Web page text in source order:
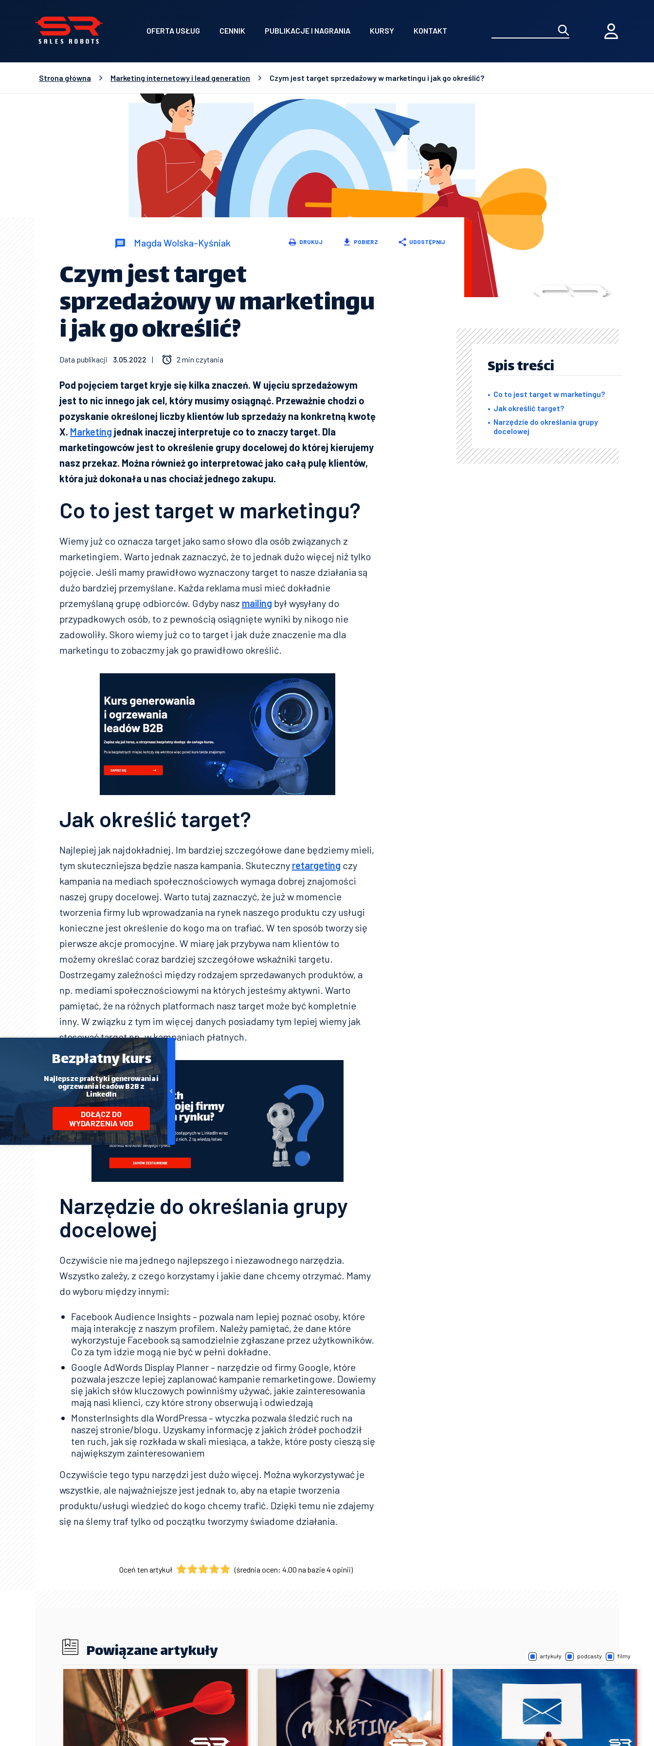
OFERTA USŁUG CENNIK PUBLIKACJE I NAGRANIA KURSY KONTAKT
Strona główna Marketing internetowy i lead generation Czym jest target sprzedażowy w marketingu i jak go określić?
Magda Wolska-Kyśniak DRUKUJ POBIERZ UDOSTĘPNIJ
Czym jest target
sprzedażowy w marketingu
i jak go określić?
Data publikacji 3.05.2022 | 2 min czytania Spis treści
Co to jest target w marketingu?
Jak określić target?
Narzędzie do określania grupy
docelowej
Pod pojęciem target kryje się kilka znaczeń. W ujęciu sprzedażowym
jest to nic innego jak cel, który musimy osiągnąć. Przeważnie chodzi o
pozyskanie określonej liczby klientów lub sprzedaży na konkretną kwotę
X. Marketing jednak inaczej interpretuje co to znaczy target. Dla
marketingowców jest to określenie grupy docelowej do której kierujemy
nasz przekaz. Można również go interpretować jako całą pulę klientów,
która już dokonała u nas chociaż jednego zakupu.
Co to jest target w marketingu?
Wiemy już co oznacza target jako samo słowo dla osób związanych z
marketingiem. Warto jednak zaznaczyć, że to jednak dużo więcej niż tylko
pojęcie. Jeśli mamy prawidłowo wyznaczony target to nasze działania są
dużo bardziej przemyślane. Każda reklama musi mieć dokładnie
przemyślaną grupę odbiorców. Gdyby nasz mailing był wysyłany do
przypadkowych osób, to z pewnością osiągnięte wyniki by nikogo nie
zadowoliły. Skoro wiemy już co to target i jak duże znaczenie ma dla
marketingu to zobaczmy jak go prawidłowo określić.
Jak określić target?
Najlepiej jak najdokładniej. Im bardziej szczegółowe dane będziemy mieli,
tym skuteczniejsza będzie nasza kampania. Skuteczny retargeting czy
kampania na mediach społecznościowych wymaga dobrej znajomości
naszej grupy docelowej. Warto tutaj zaznaczyć, że już w momencie
tworzenia firmy lub wprowadzania na rynek naszego produktu czy usługi
konieczne jest określenie do kogo ma on trafiać. W ten sposób tworzy się
pierwsze akcje promocyjne. W miarę jak przybywa nam klientów to
możemy określać coraz bardziej szczegółowe wskaźniki targetu.
Dostrzegamy zależności między rodzajem sprzedawanych produktów, a
np. mediami społecznościowymi na których jesteśmy aktywni. Warto
pamiętać, że na różnych platformach nasz target może być kompletnie
inny. W związku z tym im więcej danych posiadamy tym lepiej wiemy jak
stosować target np. w kampaniach płatnych.
Narzędzie do określania grupy
docelowej
Oczywiście nie ma jednego najlepszego i niezawodnego narzędzia.
Wszystko zależy, z czego korzystamy i jakie dane chcemy otrzymać. Mamy
do wyboru między innymi:
Facebook Audience Insights – pozwala nam lepiej poznać osoby, które
mają interakcję z naszym profilem. Należy pamiętać, że dane które
wykorzystuje Facebook są samodzielnie zgłaszane przez użytkowników.
Co za tym idzie mogą nie być w pełni dokładne.
Google AdWords Display Planner – narzędzie od firmy Google, które
pozwala jeszcze lepiej zaplanować kampanie remarketingowe. Dowiemy
się jakich słów kluczowych powinniśmy używać, jakie zainteresowania
mają nasi klienci, czy które strony obserwują i odwiedzają
MonsterInsights dla WordPressa – wtyczka pozwala śledzić ruch na
naszej stronie/blogu. Uzyskamy informację z jakich źródeł pochodził
ten ruch, jak się rozkłada w skali miesiąca, a także, które posty cieszą się
największym zainteresowaniem
Oczywiście tego typu narzędzi jest dużo więcej. Można wykorzystywać je
wszystkie, ale najważniejsze jest jednak to, aby na etapie tworzenia
produktu/usługi wiedzieć do kogo chcemy trafić. Dzięki temu nie zdajemy
się na ślemy traf tylko od początku tworzymy świadome działania.
Oceń ten artykuł (średnia ocen: 4.00 na bazie 4 opinii)
Powiązane artykuły artykuły podcasty filmy
Bezpłatny kurs
Najlepsze praktyki generowania i
ogrzewania leadów B2B z
LinkedIn
DOŁĄCZ DO
WYDARZENIA VOD